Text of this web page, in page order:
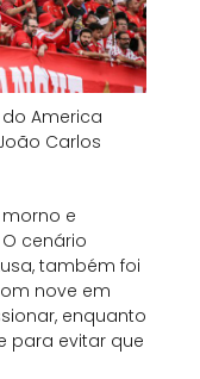
America
Carlos
e
cenário
também foi
nove em
enquanto
para evitar que